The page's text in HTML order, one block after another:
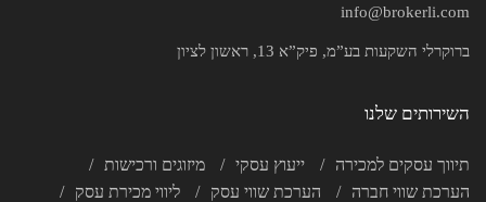
info@brokerli.com
ברוקרלי השקעות בע”מ, פיק”א 13, ראשון לציון
השירותים שלנו
תיווך עסקים למכירה ייעוץ עסקי
מיזוגים ורכישות
הערכת שווי חברה
הערכת שווי עסק
ליווי מכירת עסק